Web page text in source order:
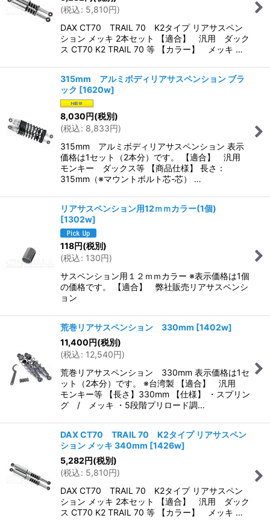
(税込: 5,810円)
DAX CT70 TRAIL 70 K2タイプ リアサスペン
ション メッキ 2本セット 【適合】 汎用 ダック
ス CT70 K2 TRAIL 70 等 【カラー】 メッキ …
315mm アルミボディリアサスペンション ブラ
ック [1620w]
8,030円(税別)
(税込: 8,833円)
315mm アルミボディリアサスペンション 表示
価格は1セット（2本分）です。 【適合】 汎用
モンキー ダックス等 【商品仕様】 長さ：
315mm（※マウントボルト芯-芯） …
リアサスペンション用12ｍｍカラー(1個)
[1302w]
118円(税別)
(税込: 130円)
サスペンション用１２ｍｍカラー ※表示価格は1個
の価格です。 【適合】 弊社販売リアサスペンシ
ョン
荒巻リアサスペンション 330mm [1402w]
11,400円(税別)
(税込: 12,540円)
荒巻リアサスペンション 330mm 表示価格は1セ
ット（2本分）です。 ※台湾製 【適合】 汎用
モンキー等 【長さ】330mm 【仕様】 ・スプリン
グ / メッキ ・5段階プリロード調…
DAX CT70 TRAIL 70 K2タイプ リアサスペン
ション メッキ 340mm [1426w]
5,282円(税別)
(税込: 5,810円)
DAX CT70 TRAIL 70 K2タイプ リアサスペン
ション メッキ 2本セット 【適合】 汎用 ダック
ス CT70 K2 TRAIL 70 等 【カラー】 メッキ …